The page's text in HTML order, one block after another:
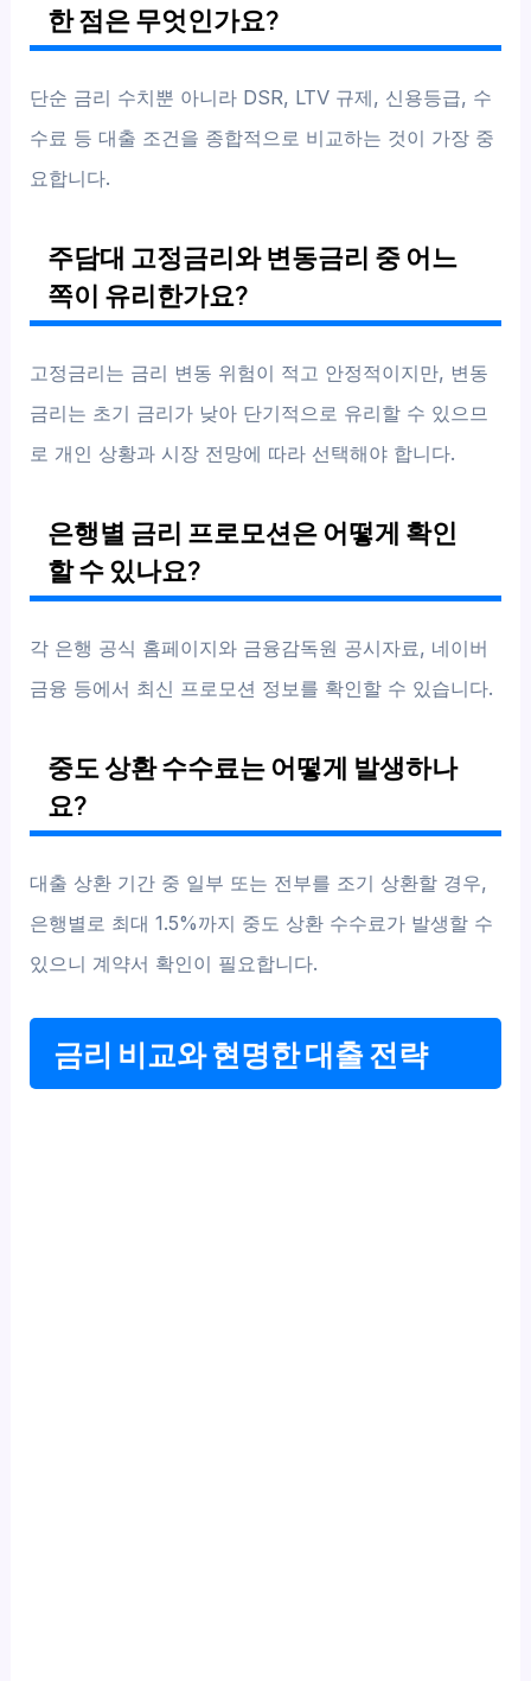
한 점은 무엇인가요?
단순 금리 수치뿐 아니라 DSR, LTV 규제, 신용등급, 수
수료 등 대출 조건을 종합적으로 비교하는 것이 가장 중
요합니다.
주담대 고정금리와 변동금리 중 어느
쪽이 유리한가요?
고정금리는 금리 변동 위험이 적고 안정적이지만, 변동
금리는 초기 금리가 낮아 단기적으로 유리할 수 있으므
로 개인 상황과 시장 전망에 따라 선택해야 합니다.
은행별 금리 프로모션은 어떻게 확인
할 수 있나요?
각 은행 공식 홈페이지와 금융감독원 공시자료, 네이버
금융 등에서 최신 프로모션 정보를 확인할 수 있습니다.
중도 상환 수수료는 어떻게 발생하나
요?
대출 상환 기간 중 일부 또는 전부를 조기 상환할 경우,
은행별로 최대 1.5%까지 중도 상환 수수료가 발생할 수
있으니 계약서 확인이 필요합니다.
금리 비교와 현명한 대출 전략